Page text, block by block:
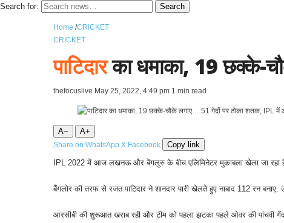
Search for: Search
Home /CRICKET
CRICKET
पाटिदारका धमाका, 19 छक्के-
thefocuslive May 25, 2022, 4:49 pm 1 min read
A− A+
Share on WhatsApp X Facebook
Copy link
IPL 2022 में आज लखनऊ और बेंगलुरु के बीच एलिमिनेटर मुकाबला खेला जा
बैंगलोर की तरफ से रजत पाटिदार ने शानदार पारी खेलते हुए नाबाद 112 रन
आरसीबी की शुरूआत खराब रही और टीम को पहला झटका पहले ओवर की पांचवी